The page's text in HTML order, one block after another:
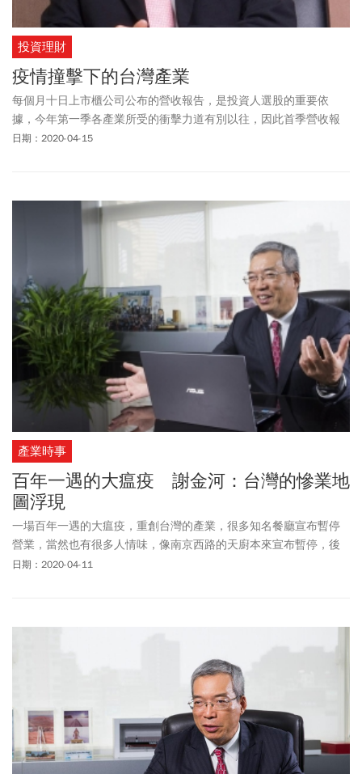
投資理財
疫情撞擊下的台灣產業
每個月十日上市櫃公司公布的營收報告，是投資人選股的重要依
據，今年第一季各產業所受的衝擊力道有別以往，因此首季營收報
告格外具有參考價值。
日期：2020-04-15
產業時事
百年一遇的大瘟疫 謝金河：台灣的慘業地
圖浮現
一場百年一遇的大瘟疫，重創台灣的產業，很多知名餐廳宣布暫停
營業，當然也有很多人情味，像南京西路的天廚本來宣布暫停，後
來電話被打爆，老闆決定繼續營業。整體上市櫃公司三月營收也全
日期：2020-04-11